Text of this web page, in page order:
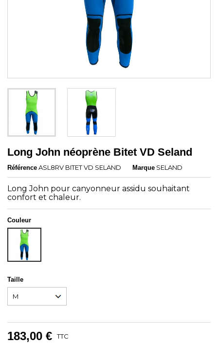
Long John néoprène Bitet VD Seland
Référence ASL8RV BITET VD SELAND Marque SELAND
Long John pour canyonneur assidu souhaitant
confort et chaleur.
Couleur
BLEU
VERT
NOIR
Taille
183,00 € TTC